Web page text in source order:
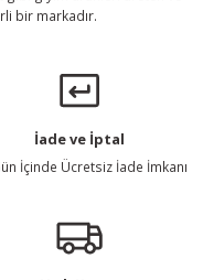
bir markadır.
İade ve İptal
İçinde Ücretsiz İade İmkanı